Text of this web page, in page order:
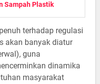
Sampah Plastik
terhadap regulasi
akan banyak diatur
guna
dinamika
masyarakat